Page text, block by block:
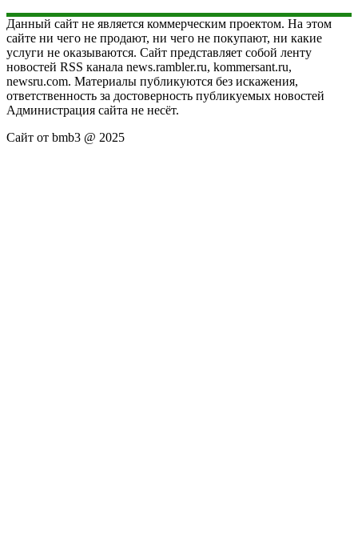
Данный сайт не является коммерческим проектом. На этом
сайте ни чего не продают, ни чего не покупают, ни какие
услуги не оказываются. Сайт представляет собой ленту
новостей RSS канала news.rambler.ru, kommersant.ru,
newsru.com. Материалы публикуются без искажения,
ответственность за достоверность публикуемых новостей
Администрация сайта не несёт.
Сайт от bmb3 @ 2025